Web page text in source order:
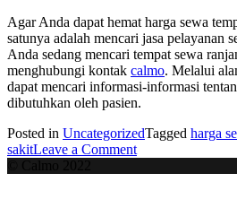
Agar Anda dapat hemat harga sewa
satunya adalah mencari jasa pelayanan
Anda sedang mencari tempat sewa
menghubungi kontak calmo. Melalui
dapat mencari informasi-informasi
dibutuhkan oleh pasien.
Posted in UncategorizedTagged harga
sakitLeave a Commenton